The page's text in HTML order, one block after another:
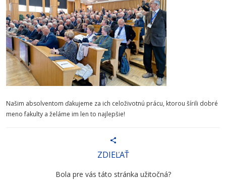
Našim absolventom ďakujeme za ich celoživotnú prácu, ktorou šírili dobré
meno fakulty a želáme im len to najlepšie!
ZDIEĽAŤ
Bola pre vás táto stránka užitočná?